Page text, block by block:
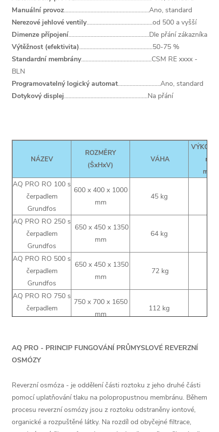
Manuální provoz..........................................................Ano, standard
Nerezové jehlové ventily.............................................od 500 a vyšší
Dimenze přípojení.......................................................Dle přání zákazníka
Výtěžnost (efektivita)..................................................50-75 %
Standardní membrány................................................CSM RE xxxx -
BLN
Programovatelný logický automat.............................Ano, standard
Dotykový displej.........................................................Na přání
NÁZEV
ROZMĚRY
(ŠxHxV)
VÁHA
VÝKON
m
AQ PRO RO 100 s
čerpadlem
Grundfos
600 x 400 x 1000
mm
45 kg
AQ PRO RO 250 s
čerpadlem
Grundfos
650 x 450 x 1350
mm
64 kg
AQ PRO RO 500 s
čerpadlem
Grundfos
650 x 450 x 1350
mm
72 kg
AQ PRO RO 750 s
čerpadlem
750 x 700 x 1650
mm
112 kg
1000 s čerpadlem
Grundfos
mm
130 kg
AQ PRO - PRINCIP FUNGOVÁNÍ PRŮMYSLOVÉ REVERZNÍ
OSMÓZY
Reverzní osmóza - je oddělení části roztoku z jeho druhé části
pomocí uplatňování tlaku na polopropustnou membránu. Během
procesu reverzní osmózy jsou z roztoku odstraněny iontové,
organické a rozpuštěné látky. Na rozdíl od obyčejné filtrace,